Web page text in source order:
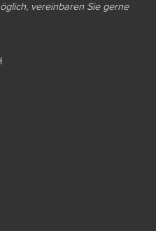
vereinbaren Sie gerne